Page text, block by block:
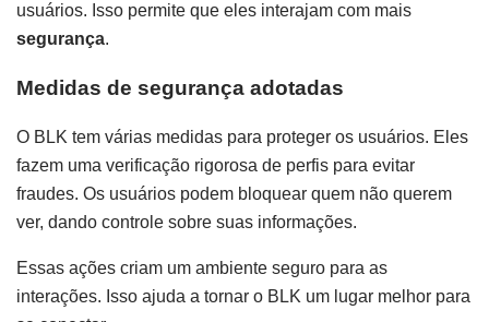
usuários. Isso permite que eles interajam com mais
segurança.
Medidas de segurança adotadas
O BLK tem várias medidas para proteger os usuários. Eles
fazem uma verificação rigorosa de perfis para evitar
fraudes. Os usuários podem bloquear quem não querem
ver, dando controle sobre suas informações.
Essas ações criam um ambiente seguro para as
interações. Isso ajuda a tornar o BLK um lugar melhor para